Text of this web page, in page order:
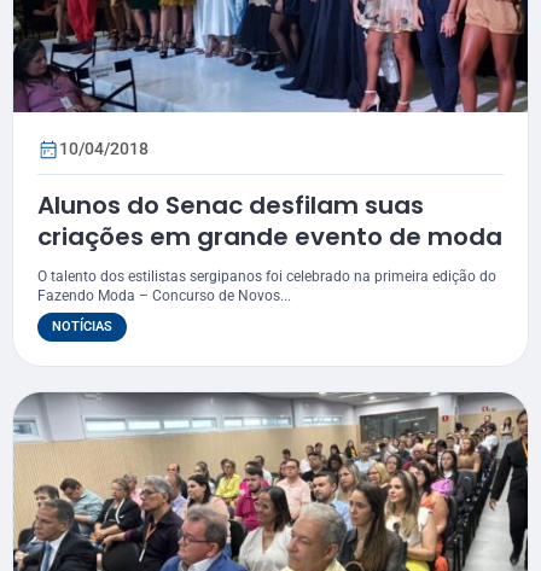
10/04/2018
Alunos do Senac desfilam suas
criações em grande evento de moda
O talento dos estilistas sergipanos foi celebrado na primeira edição do
Fazendo Moda – Concurso de Novos...
NOTÍCIAS